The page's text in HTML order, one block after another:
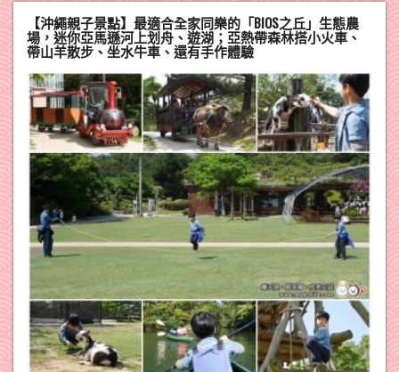
【沖繩親子景點】最適合全家同樂的「BIOS之丘」生態農
場，迷你亞馬遜河上划舟、遊湖；亞熱帶森林搭小火車、
帶山羊散步、坐水牛車、還有手作體驗